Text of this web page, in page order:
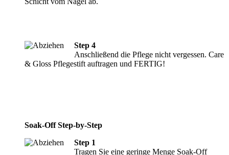
Step 4
Anschließend die Pflege nicht vergessen. Care
& Gloss Pflegestift auftragen und FERTIG!
Soak-Off Step-by-Step
Step 1
Tragen Sie eine geringe Menge Soak-Off